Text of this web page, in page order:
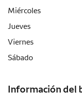
Miércoles
Jueves
Viernes
Sábado
Información del